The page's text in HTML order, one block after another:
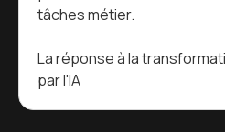
tâches métier.
La réponse à la
par l'IA